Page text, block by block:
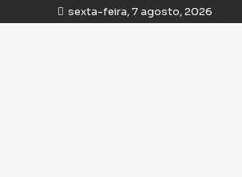
sexta-feira, 7 agosto, 2026